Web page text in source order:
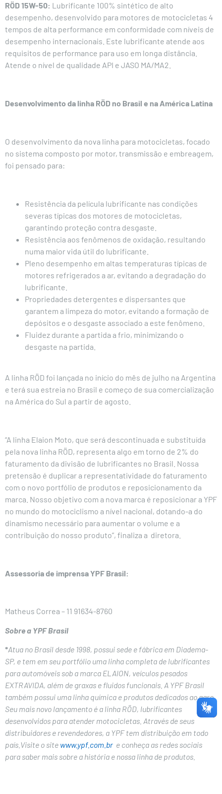
RÖD 15W-50: Lubrificante 100% sintético de alto
desempenho, desenvolvido para motores de motocicletas 4
tempos de alta performance em conformidade com níveis de
desempenho internacionais. Este lubrificante atende aos
requisitos de performance para uso em longa distância.
Atende o nível de qualidade API e JASO MA/MA2.
Desenvolvimento da linha RÖD no Brasil e na América Latina
O desenvolvimento da nova linha para motocicletas, focado
no sistema composto por motor, transmissão e embreagem,
foi pensado para:
Resistência da película lubrificante nas condições
severas típicas dos motores de motocicletas,
garantindo proteção contra desgaste.
Resistência aos fenômenos de oxidação, resultando
numa maior vida útil do lubrificante.
Pleno desempenho em altas temperaturas típicas de
motores refrigerados a ar, evitando a degradação do
lubrificante.
Propriedades detergentes e dispersantes que
garantem a limpeza do motor, evitando a formação de
depósitos e o desgaste associado a este fenômeno.
Fluidez durante a partida a frio, minimizando o
desgaste na partida.
A linha RÖD foi lançada no início do mês de julho na Argentina
e terá sua estreia no Brasil e começo de sua comercialização
na América do Sul a partir de agosto.
“A linha Elaion Moto, que será descontinuada e substituída
pela nova linha RÖD, representa algo em torno de 2% do
faturamento da divisão de lubrificantes no Brasil. Nossa
pretensão é duplicar a representatividade do faturamento
com o novo portfólio de produtos e reposicionamento da
marca. Nosso objetivo com a nova marca é reposicionar a YPF
no mundo do motociclismo a nível nacional, dotando-a do
dinamismo necessário para aumentar o volume e a
contribuição do nosso produto”, finaliza a diretora.
Assessoria de imprensa YPF Brasil:
Matheus Correa – 11 91634-8760
Sobre a YPF Brasil
*Atua no Brasil desde 1998, possui sede e fábrica em Diadema-
SP, e tem em seu portfólio uma linha completa de lubrificantes
para automóveis sob a marca ELAION, veículos pesados
EXTRAVIDA, além de graxas e fluidos funcionais. A YPF Brasil
também possui uma linha química e produtos dedicados ao agro.
Seu mais novo lançamento é a linha RÖD, lubrificantes
desenvolvidos para atender motocicletas. Através de seus
distribuidores e revendedores, a YPF tem distribuição em todo
país.Visite o site www.ypf.com.br e conheça as redes sociais
para saber mais sobre a história e nossa linha de produtos.